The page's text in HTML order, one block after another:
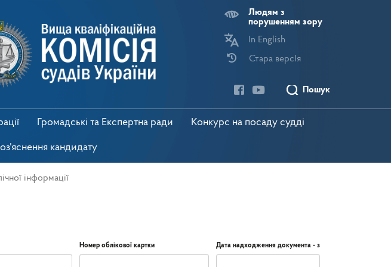
Людям з
порушенням зору
In English
Стара версІя
Пошук
Громадські та Експертна ради Конкурс на посаду судді
кандидату
інформації
Номер облікової картки Дата надходження документа - з